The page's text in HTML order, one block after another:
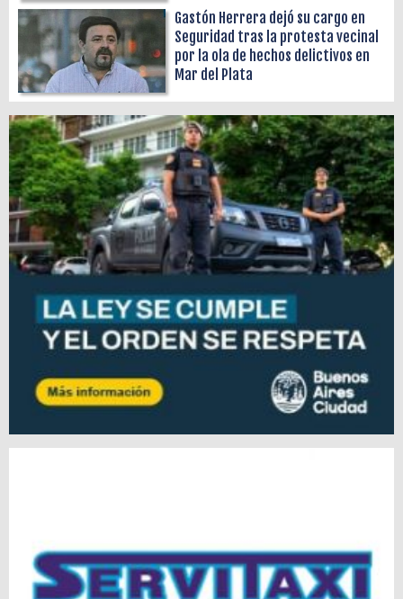
Gastón Herrera dejó su cargo en
Seguridad tras la protesta vecinal
por la ola de hechos delictivos en
Mar del Plata